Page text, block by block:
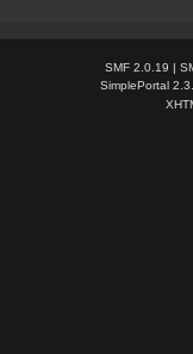
SMF 2.0.19 |
SimplePortal